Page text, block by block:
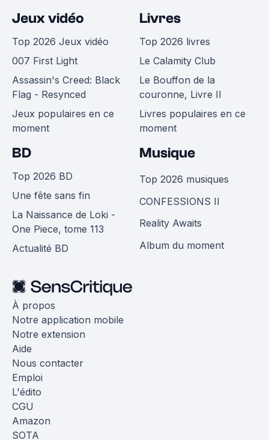
Jeux vidéo
Top 2026 Jeux vidéo
007 First Light
Assassin's Creed: Black
Flag - Resynced
Jeux populaires en ce
moment
Livres
Top 2026 livres
Le Calamity Club
Le Bouffon de la
couronne, Livre II
Livres populaires en ce
moment
BD
Top 2026 BD
Une fête sans fin
La Naissance de Loki -
One Piece, tome 113
Actualité BD
Musique
Top 2026 musiques
CONFESSIONS II
Reality Awaits
Album du moment
À propos
Notre application mobile
Notre extension
Aide
Nous contacter
Emploi
L'édito
CGU
Amazon
SOTA